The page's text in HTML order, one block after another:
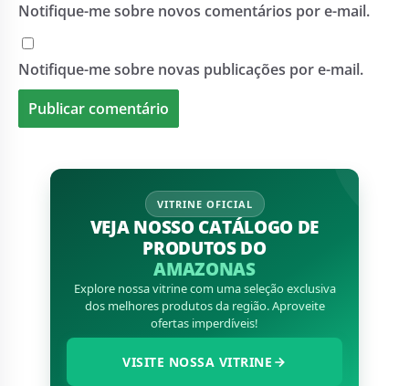
Notifique-me sobre novos comentários por e-mail.
Notifique-me sobre novas publicações por e-mail.
VITRINE OFICIAL
VEJA NOSSO CATÁLOGO DE
PRODUTOS DO
AMAZONAS
Explore nossa vitrine com uma seleção exclusiva
dos melhores produtos da região. Aproveite
ofertas imperdíveis!
VISITE NOSSA VITRINE